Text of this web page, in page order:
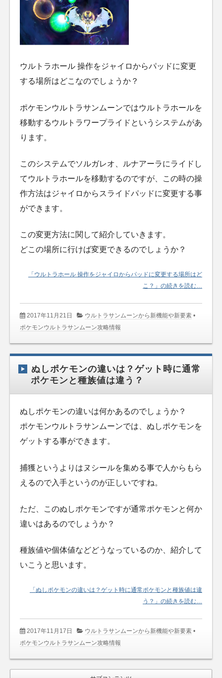
ウルトラホール 操作をジャイロからパッドに変更
する場所はどこなのでしょうか？
ポケモンウルトラサンムーンではウルトラホールを
移動するウルトラワープライドというシステムがあ
ります。
このシステムでソルガレオ、ルナアーラにライドし
てウルトラホールを移動するのですが、この時の操
作方法はジャイロからスライドパッドに変更する事
ができます。
この変更方法に関して紹介していきます。
どこの場所に行けば変更できるのでしょうか？
「ウルトラホール 操作をジャイロからパッドに変更する場所はど
こ？」の続きを読む…
2017年11月21日 ウルトラサンムーンから新機能や新要素 •
ポケモンウルトラサンムーン攻略情報
ぬしポケモンの違いは？ゲット時に通常
ポケモンと種族値は違う？
ぬしポケモンの違いは何かあるのでしょうか？
ポケモンウルトラサンムーンでは、ぬしポケモンを
ゲットする事ができます。
捕獲というよりはヌシールを集める事で人からもら
えるので入手というのが正しいですね。
ただ、このぬしポケモンですが通常ポケモンと何か
違いはあるのでしょうか？
種族値や個体値などどうなっているのか、紹介して
いこうと思います。
「ぬしポケモンの違いは？ゲット時に通常ポケモンと種族値は違
う？」の続きを読む…
2017年11月17日 ウルトラサンムーンから新機能や新要素 •
ポケモンウルトラサンムーン攻略情報